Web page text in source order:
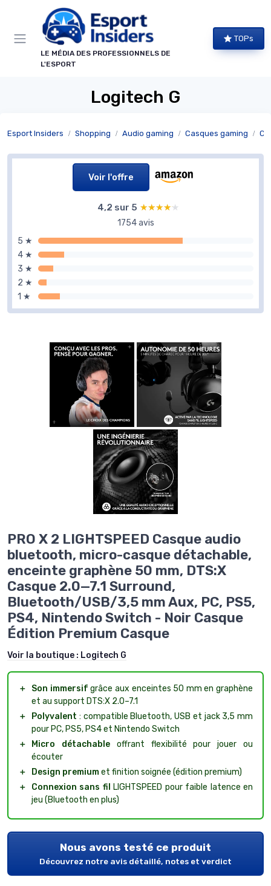
LE MÉDIA DES PROFESSIONNELS DE
L'ESPORT
TOPs
Logitech G
Esport Insiders Shopping Audio gaming Casques gaming
Voir l'offre
4,2 sur 5 ★★★★★
★★★★★
1754 avis
5 ★
4 ★
3 ★
2 ★
1 ★
PRO X 2 LIGHTSPEED Casque audio
bluetooth, micro-casque détachable,
enceinte graphène 50 mm, DTS:X
Casque 2.0—7.1 Surround,
Bluetooth/USB/3,5 mm Aux, PC, PS5,
PS4, Nintendo Switch - Noir Casque
Édition Premium Casque
Voir la boutique : Logitech G
＋ Son immersif grâce aux enceintes 50 mm en graphène
et au support DTS:X 2.0–7.1
＋
Polyvalent : compatible Bluetooth, USB et jack 3,5 mm
pour PC, PS5, PS4 et Nintendo Switch
＋
Micro détachableoffrant flexibilité pour jouer ou
écouter
＋
Design premiumet finition soignée (édition premium)
＋
Connexion sans fil LIGHTSPEED pour faible latence en
jeu (Bluetooth en plus)
Nous avons testé ce produit
Découvrez notre avis détaillé, notes et verdict
Panneau de gestion des cookies